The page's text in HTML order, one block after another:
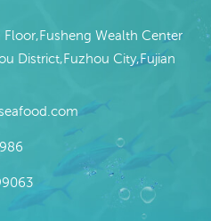
Wealth Center
District,Fuzhou City,Fujian